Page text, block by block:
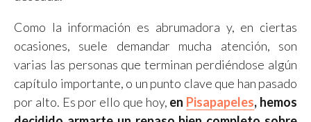
Como la información es abrumadora y, en ciertas
ocasiones, suele demandar mucha atención, son
varias las personas que terminan perdiéndose algún
capítulo importante, o un punto clave que han pasado
por alto. Es por ello que hoy, en Pisapapeles, hemos